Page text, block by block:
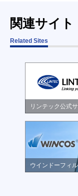
関連サイト
Related Sites
リンテック公式
ウインドーフィ